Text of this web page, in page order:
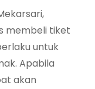
membeli tiket
untuk
Apabila
akan